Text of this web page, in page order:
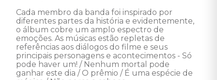
Cada membro da banda foi inspirado por
diferentes partes da história e evidentemente,
o álbum cobre um amplo espectro de
emoções. As músicas estão repletas de
referências aos diálogos do filme e seus
principais personagens e acontecimentos - Só
pode haver um! / Nenhum mortal pode
ganhar este dia / O prêmio / É uma espécie de